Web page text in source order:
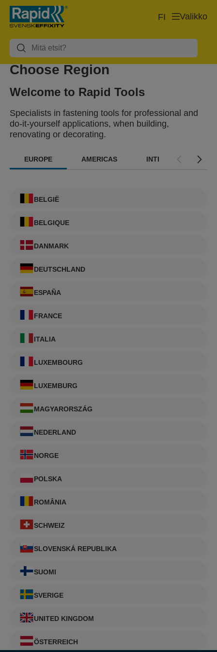
Valikko
FI
Choose Region
Welcome to Rapid Tools
Specialists in fastening tools for professional and
do-it-yourself applications, when building,
renovating or decorating.
EUROPE AMERICAS INTERNATIONAL
BELGIË
BELGIQUE
DANMARK
DEUTSCHLAND
ESPAÑA
FRANCE
ITALIA
LUXEMBOURG
LUXEMBURG
MAGYARORSZÁG
NEDERLAND
NORGE
POLSKA
ROMÂNIA
SCHWEIZ
SLOVENSKÁ REPUBLIKA
SUOMI
SVERIGE
UNITED KINGDOM
ÖSTERREICH